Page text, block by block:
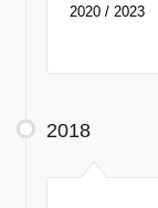
2020 / 2023
2018